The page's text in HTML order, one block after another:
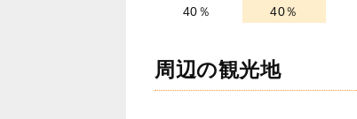
40％ 40％
周辺の観光地